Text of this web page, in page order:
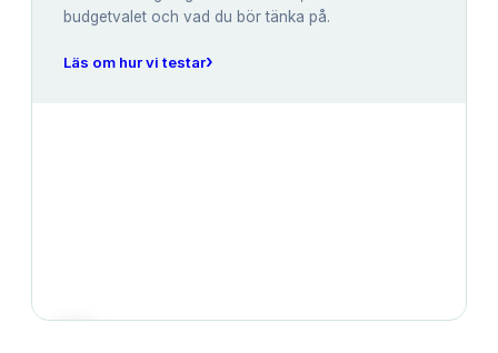
budgetvalet och vad du bör tänka på.
Läs om hur vi testar›